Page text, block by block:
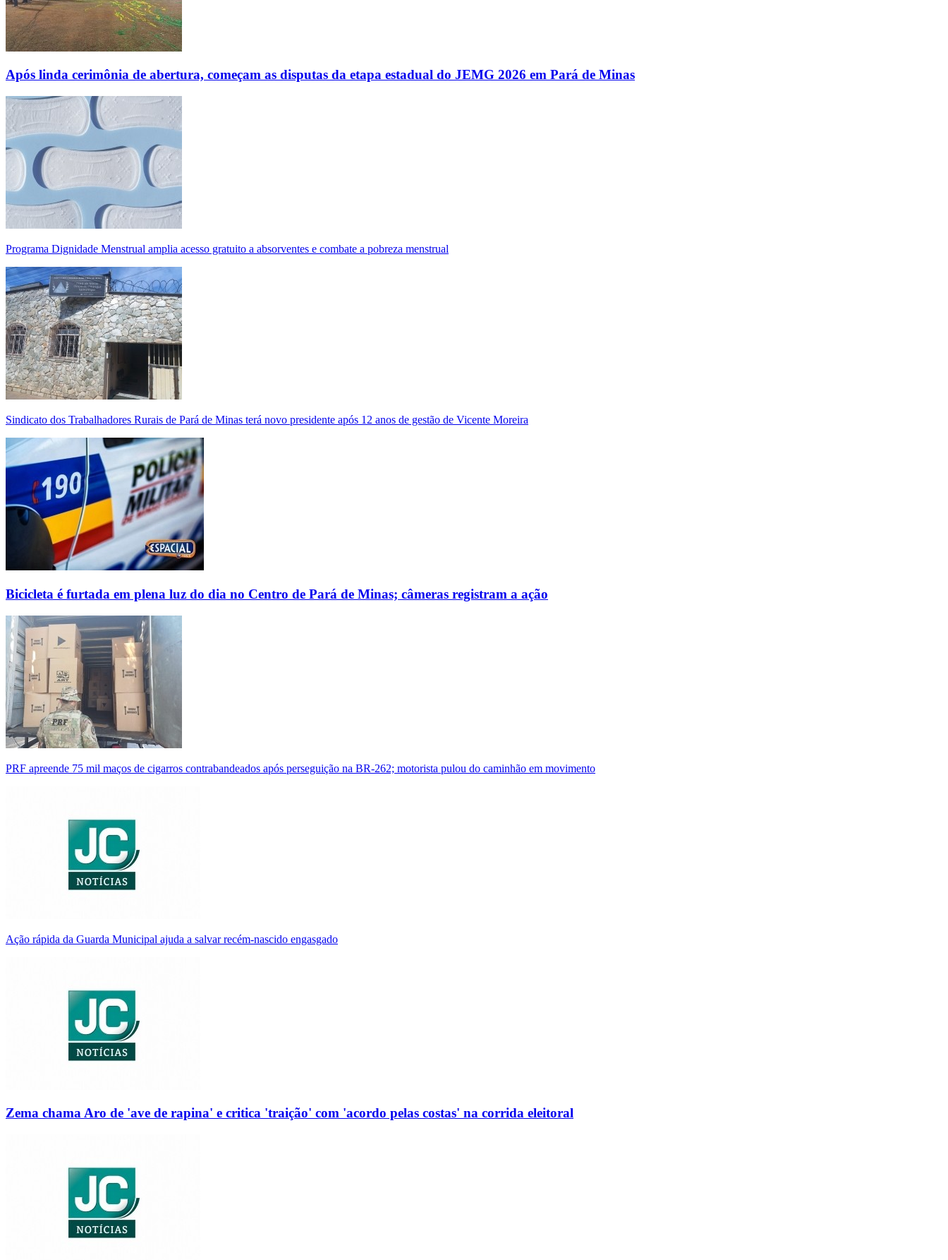
Após linda cerimônia de abertura, começam as disputas da etapa estadual do JEMG 2026 em Pará de Minas
Programa Dignidade Menstrual amplia acesso gratuito a absorventes e combate a pobreza menstrual
Sindicato dos Trabalhadores Rurais de Pará de Minas terá novo presidente após 12 anos de gestão de Vicente Moreira
Bicicleta é furtada em plena luz do dia no Centro de Pará de Minas; câmeras registram a ação
PRF apreende 75 mil maços de cigarros contrabandeados após perseguição na BR-262; motorista pulou do caminhão em movimento
Ação rápida da Guarda Municipal ajuda a salvar recém-nascido engasgado
Zema chama Aro de 'ave de rapina' e critica 'traição' com 'acordo pelas costas' na corrida eleitoral